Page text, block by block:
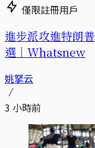
僅限註冊用戶
進步派攻進特朗
選｜Whatsnew
姚拏云
3 小時前